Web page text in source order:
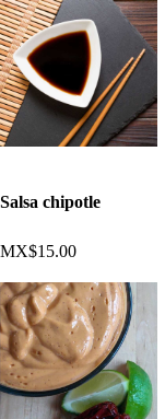
Salsa chipotle
MX$15.00